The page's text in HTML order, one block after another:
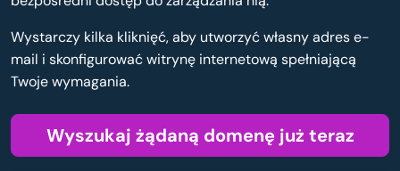
Wystarczy kilka kliknięć, aby utworzyć własny adres e-
mail i skonfigurować witrynę internetową spełniającą
Twoje wymagania.
Wyszukaj żądaną domenę już teraz